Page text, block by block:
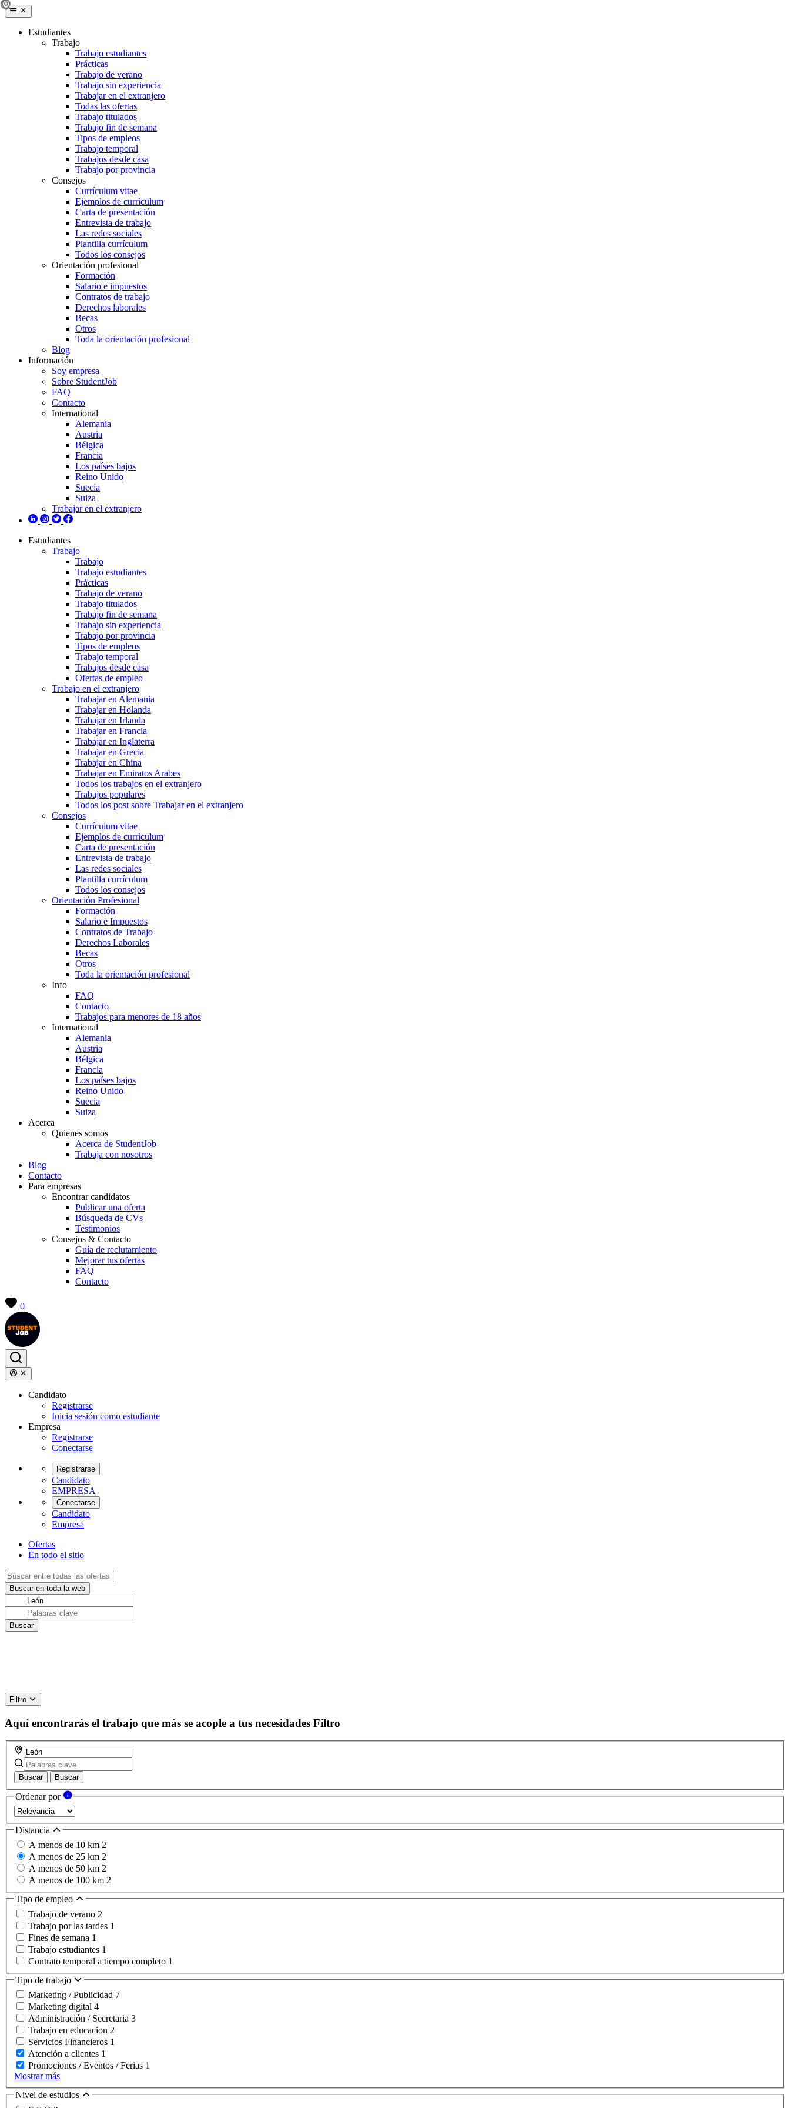
Estudiantes
Trabajo
Trabajo estudiantes
Prácticas
Trabajo de verano
Trabajo sin experiencia
Trabajar en el extranjero
Todas las ofertas
Trabajo titulados
Trabajo fin de semana
Tipos de empleos
Trabajo temporal
Trabajos desde casa
Trabajo por provincia
Consejos
Currículum vitae
Ejemplos de currículum
Carta de presentación
Entrevista de trabajo
Las redes sociales
Plantilla currículum
Todos los consejos
Orientación profesional
Formación
Salario e impuestos
Contratos de trabajo
Derechos laborales
Becas
Otros
Toda la orientación profesional
Blog
Información
Soy empresa
Sobre StudentJob
FAQ
Contacto
International
Alemania
Austria
Bélgica
Francia
Los países bajos
Reino Unido
Suecia
Suiza
Trabajar en el extranjero
Estudiantes
Trabajo
Trabajo
Trabajo estudiantes
Prácticas
Trabajo de verano
Trabajo titulados
Trabajo fin de semana
Trabajo sin experiencia
Trabajo por provincia
Tipos de empleos
Trabajo temporal
Trabajos desde casa
Ofertas de empleo
Trabajo en el extranjero
Trabajar en Alemania
Trabajar en Holanda
Trabajar en Irlanda
Trabajar en Francia
Trabajar en Inglaterra
Trabajar en Grecia
Trabajar en China
Trabajar en Emiratos Arabes
Todos los trabajos en el extranjero
Trabajos populares
Todos los post sobre Trabajar en el extranjero
Consejos
Currículum vitae
Ejemplos de currículum
Carta de presentación
Entrevista de trabajo
Las redes sociales
Plantilla currículum
Todos los consejos
Orientación Profesional
Formación
Salario e Impuestos
Contratos de Trabajo
Derechos Laborales
Becas
Otros
Toda la orientación profesional
Info
FAQ
Contacto
Trabajos para menores de 18 años
International
Alemania
Austria
Bélgica
Francia
Los países bajos
Reino Unido
Suecia
Suiza
Acerca
Quienes somos
Acerca de StudentJob
Trabaja con nosotros
Blog
Contacto
Para empresas
Encontrar candidatos
Publicar una oferta
Búsqueda de CVs
Testimonios
Consejos & Contacto
Guía de reclutamiento
Mejorar tus ofertas
FAQ
Contacto
0
Candidato
Registrarse
Inicia sesión como estudiante
Empresa
Registrarse
Conectarse
Registrarse
Candidato
EMPRESA
Conectarse
Candidato
Empresa
Ofertas
En todo el sitio
Filtro
Aquí encontrarás el trabajo que más se acople a tus necesidades Filtro
Buscar Buscar
Ordenar por
Distancia
A menos de 10 km 2
A menos de 25 km 2
A menos de 50 km 2
A menos de 100 km 2
Tipo de empleo
Trabajo de verano 2
Trabajo por las tardes 1
Fines de semana 1
Trabajo estudiantes 1
Contrato temporal a tiempo completo 1
Tipo de trabajo
Marketing / Publicidad 7
Marketing digital 4
Administración / Secretaria 3
Trabajo en educacion 2
Servicios Financieros 1
Atención a clientes 1
Promociones / Eventos / Ferias 1
Mostrar más
Nivel de estudios